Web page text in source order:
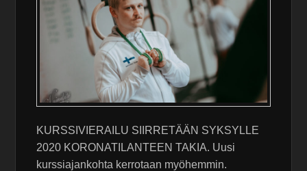
KURSSIVIERAILU SIIRRETÄÄN SYKSYLLE
2020 KORONATILANTEEN TAKIA. Uusi
kurssiajankohta kerrotaan myöhemmin.